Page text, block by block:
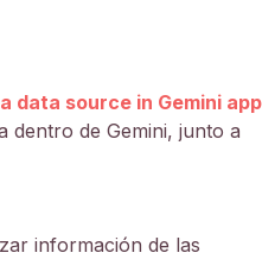
data source in Gemini app
dentro de Gemini, junto a
información de las